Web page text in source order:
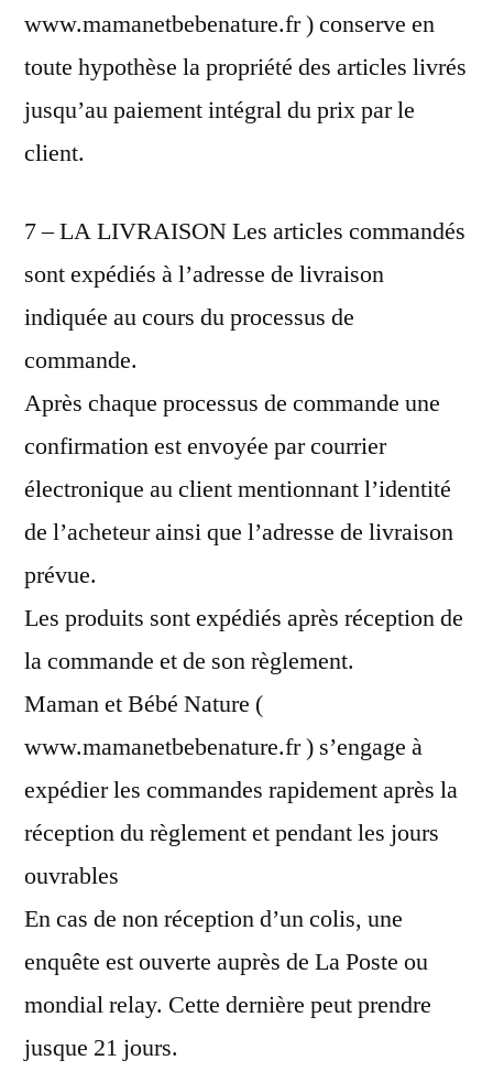
www.mamanetbebenature.fr ) conserve en
toute hypothèse la propriété des articles livrés
jusqu’au paiement intégral du prix par le
client.
7 – LA LIVRAISON Les articles commandés
sont expédiés à l’adresse de livraison
indiquée au cours du processus de
commande.
Après chaque processus de commande une
confirmation est envoyée par courrier
électronique au client mentionnant l’identité
de l’acheteur ainsi que l’adresse de livraison
prévue.
Les produits sont expédiés après réception de
la commande et de son règlement.
Maman et Bébé Nature (
www.mamanetbebenature.fr ) s’engage à
expédier les commandes rapidement après la
réception du règlement et pendant les jours
ouvrables
En cas de non réception d’un colis, une
enquête est ouverte auprès de La Poste ou
mondial relay. Cette dernière peut prendre
jusque 21 jours.